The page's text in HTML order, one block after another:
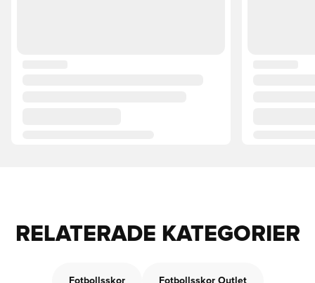
RELATERADE KATEGORIER
Fotbollsskor Fotbollsskor Outlet